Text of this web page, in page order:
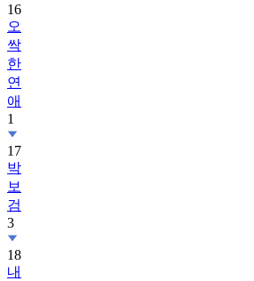
16
오
싹
한
연
애
1
17
박
보
검
3
18
내